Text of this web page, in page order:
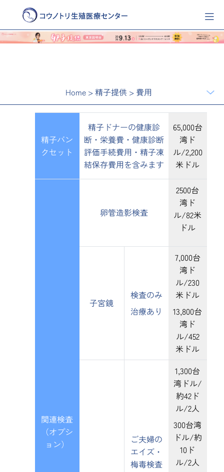
Home>精子提供> 費用
精子バン
クセット
精子ドナーの健康診
断・栄養費・健康診断
評価手続費用・精子凍
結保存費用を含みます
65,000台
湾ド
ル/2,200
米ドル
関連検査
（オプシ
ョン）
卵管造影検査
2500台
湾ド
ル/82米
ドル
子宮鏡
検査のみ
治療あり
7,000台
湾ド
ル/230
米ドル
13,800台
湾ド
ル/452
米ドル
ご夫婦の
エイズ・
梅毒検査
1,300台
湾ドル/
約42ド
ル/2人
300台湾
ドル/約
10ド
ル/2人